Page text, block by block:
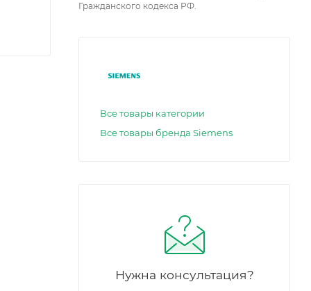
Гражданского кодекса РФ.
Все товары категории
Все товары бренда Siemens
Нужна консультация?